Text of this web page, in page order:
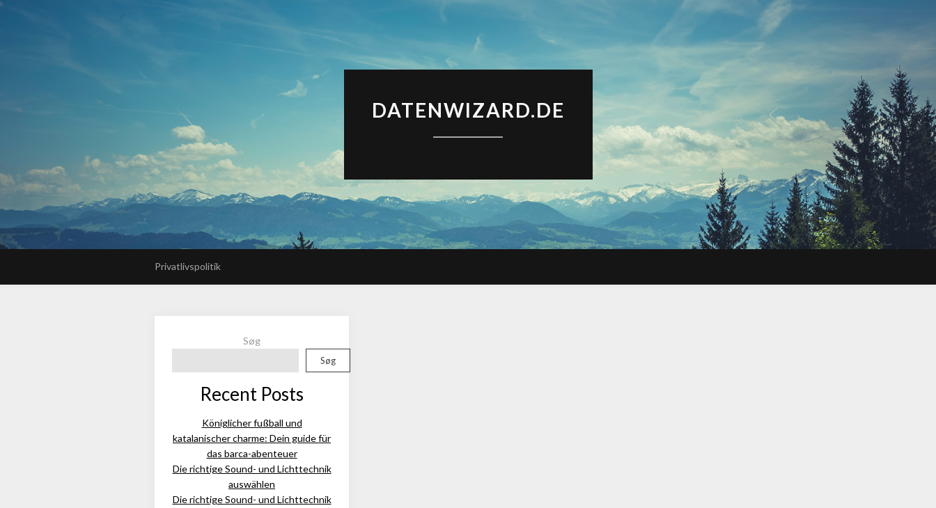
DATENWIZARD.DE
Privatlivspolitik
Søg
Søg
Recent Posts
Königlicher fußball und
katalanischer charme: Dein guide für
das barca-abenteuer
Die richtige Sound- und Lichttechnik
auswählen
Die richtige Sound- und Lichttechnik